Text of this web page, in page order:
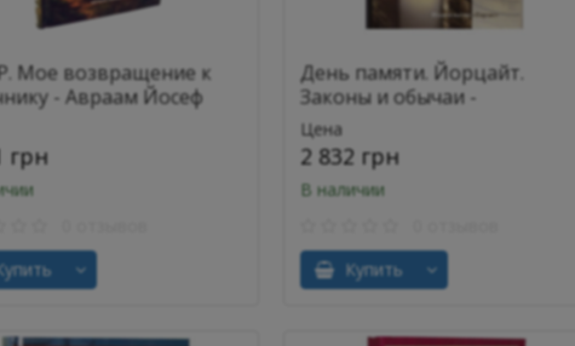
Мое возвращение к
- Авраам Йосеф
грн
День памяти. Йорцайт.
Законы и обычаи -
составитель р. Кац Александр
Цена
2 832 грн
В наличии
Купить